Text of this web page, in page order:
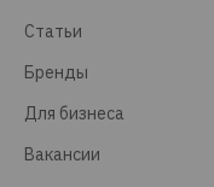
Статьи
Бренды
Для бизнеса
Вакансии